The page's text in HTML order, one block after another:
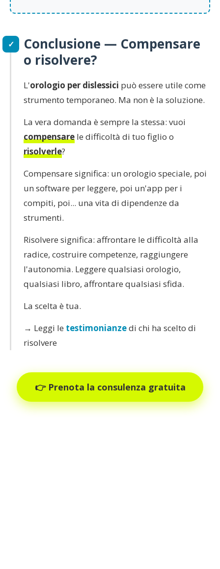
✓
Conclusione — Compensare
o risolvere?
L'orologio per dislessici può essere utile come
strumento temporaneo. Ma non è la soluzione.
La vera domanda è sempre la stessa: vuoi
compensare le difficoltà di tuo figlio o
risolverle?
Compensare significa: un orologio speciale, poi
un software per leggere, poi un'app per i
compiti, poi... una vita di dipendenze da
strumenti.
Risolvere significa: affrontare le difficoltà alla
radice, costruire competenze, raggiungere
l'autonomia. Leggere qualsiasi orologio,
qualsiasi libro, affrontare qualsiasi sfida.
La scelta è tua.
→ Leggi le testimonianzedi chi ha scelto di
risolvere
👉 Prenota la consulenza gratuita